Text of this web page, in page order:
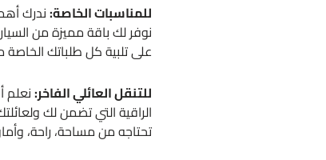
للمناسبات الخاصة:ندرك
نوفر لك باقة مميزة من
على تلبية كل طلباتك
للتنقل العائلي الفاخر:نعلم
الراقية التي تضمن لك
تحتاجه من مساحة، راحة،